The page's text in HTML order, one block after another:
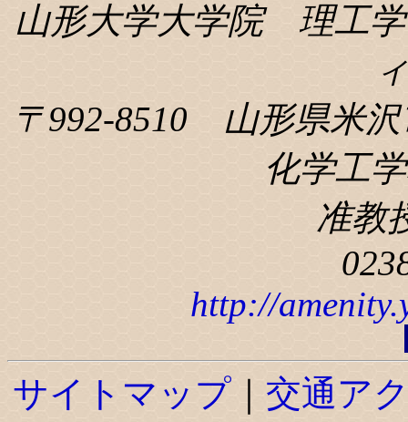
山形大学大学院 理工
〒992-8510 山形県米沢
化学工
准教
http://
サイトマップ
交通ア